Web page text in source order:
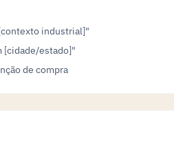
industrial]"
[cidade/estado]"
de compra